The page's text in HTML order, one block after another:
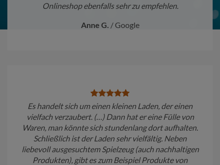
Onlineshop ebenfalls sehr zu empfehlen.
Anne G. / Google
Es handelt sich um einen kleinen Laden, der einen
vielfach verzaubert. (…) Dann hat er eine Fülle von
Waren, man könnte sich stundenlang dort aufhalten.
Schließlich ist der Laden sehr vielfältig. Neben
liebevoll ausgesuchtem Spielzeug (auch nachhaltigen
Produkten), gibt es zum Beispiel Produkte von